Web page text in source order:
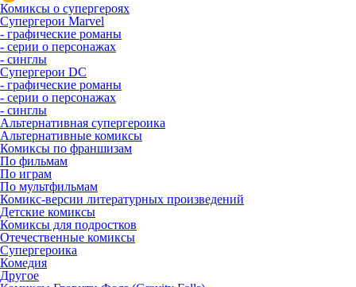
Комиксы о супергероях
Супергерои Marvel
- графические романы
- серии о персонажах
- синглы
Супергерои DC
- графические романы
- серии о персонажах
- синглы
Альтернативная супергероика
Альтернативные комиксы
Комиксы по франшизам
По фильмам
По играм
По мультфильмам
Комикс-версии литературных произведений
Детские комиксы
Комиксы для подростков
Отечественные комиксы
Супергероика
Комедия
Другое